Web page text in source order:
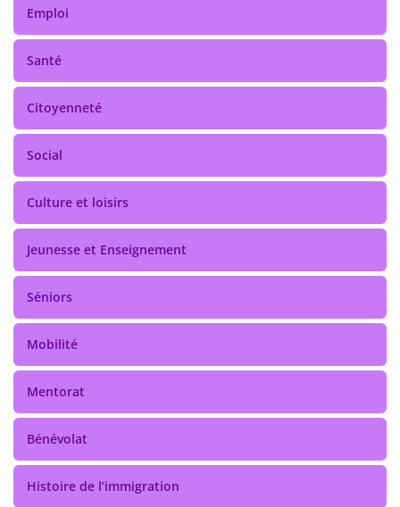
Emploi
Santé
Citoyenneté
Social
Culture et loisirs
Jeunesse et Enseignement
Séniors
Mobilité
Mentorat
Bénévolat
Histoire de l’immigration